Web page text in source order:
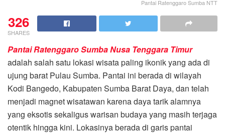
Pantai Ratenggaro Sumba NTT
326
SHARES
Pantai Ratenggaro Sumba Nusa Tenggara Timur
adalah salah satu lokasi wisata paling ikonik yang ada di
ujung barat Pulau Sumba. Pantai ini berada di wilayah
Kodi Bangedo, Kabupaten Sumba Barat Daya, dan telah
menjadi magnet wisatawan karena daya tarik alamnya
yang eksotis sekaligus warisan budaya yang masih terjaga
otentik hingga kini. Lokasinya berada di garis pantai